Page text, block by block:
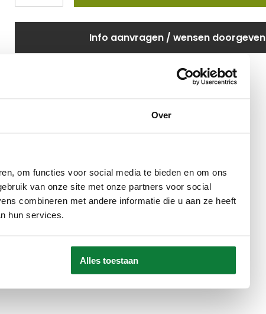
Over
om functies voor social media te bieden en om ons
van onze site met onze partners voor social
combineren met andere informatie die u aan ze heeft
hun services.
Alles toestaan
Info aanvragen / wensen doorgeven
Op verlanglijstje